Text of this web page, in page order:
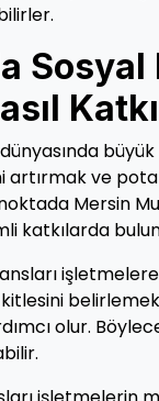
Sosyal
artırmak ve
Mersin
katkılarda
olur.